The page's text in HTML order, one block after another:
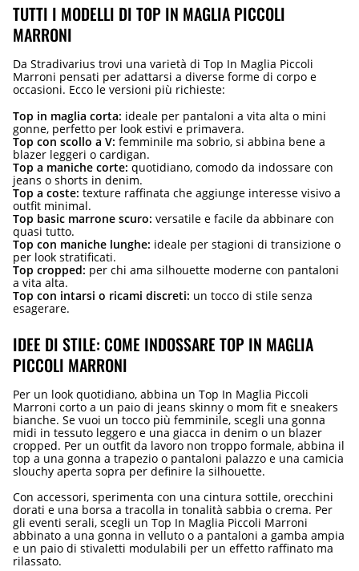
TUTTI I MODELLI DI TOP IN MAGLIA PICCOLI
MARRONI
Da Stradivarius trovi una varietà di Top In Maglia Piccoli
Marroni pensati per adattarsi a diverse forme di corpo e
occasioni. Ecco le versioni più richieste:
Top in maglia corta: ideale per pantaloni a vita alta o mini
gonne, perfetto per look estivi e primavera.
Top con scollo a V: femminile ma sobrio, si abbina bene a
blazer leggeri o cardigan.
Top a maniche corte: quotidiano, comodo da indossare con
jeans o shorts in denim.
Top a coste: texture raffinata che aggiunge interesse visivo a
outfit minimal.
Top basic marrone scuro: versatile e facile da abbinare con
quasi tutto.
Top con maniche lunghe: ideale per stagioni di transizione o
per look stratificati.
Top cropped: per chi ama silhouette moderne con pantaloni
a vita alta.
Top con intarsi o ricami discreti: un tocco di stile senza
esagerare.
IDEE DI STILE: COME INDOSSARE TOP IN MAGLIA
PICCOLI MARRONI
Per un look quotidiano, abbina un Top In Maglia Piccoli
Marroni corto a un paio di jeans skinny o mom fit e sneakers
bianche. Se vuoi un tocco più femminile, scegli una gonna
midi in tessuto leggero e una giacca in denim o un blazer
cropped. Per un outfit da lavoro non troppo formale, abbina il
top a una gonna a trapezio o pantaloni palazzo e una camicia
slouchy aperta sopra per definire la silhouette.
Con accessori, sperimenta con una cintura sottile, orecchini
dorati e una borsa a tracolla in tonalità sabbia o crema. Per
gli eventi serali, scegli un Top In Maglia Piccoli Marroni
abbinato a una gonna in velluto o a pantaloni a gamba ampia
e un paio di stivaletti modulabili per un effetto raffinato ma
rilassato.